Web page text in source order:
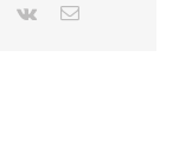
Pinterest
Vk Email